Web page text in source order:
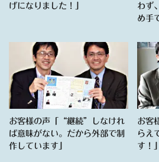
げになりました！」
わず
め手
お客様の声「“継続”しなけれ
ば意味がない。だから外部で制
作しています」
お客
らえ
す！」